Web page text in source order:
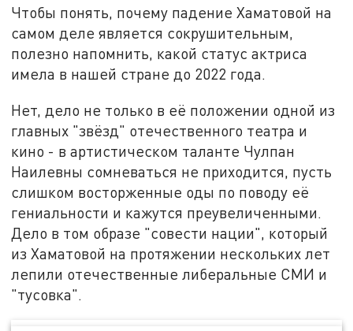
Чтобы понять, почему падение Хаматовой на
самом деле является сокрушительным,
полезно напомнить, какой статус актриса
имела в нашей стране до 2022 года.
Нет, дело не только в её положении одной из
главных "звёзд" отечественного театра и
кино - в артистическом таланте Чулпан
Наилевны сомневаться не приходится, пусть
слишком восторженные оды по поводу её
гениальности и кажутся преувеличенными.
Дело в том образе "совести нации", который
из Хаматовой на протяжении нескольких лет
лепили отечественные либеральные СМИ и
"тусовка".